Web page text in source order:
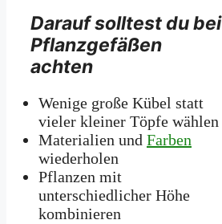
Darauf solltest du bei
Pflanzgefäßen
achten
Wenige große Kübel statt
vieler kleiner Töpfe wählen
Materialien und Farben
wiederholen
Pflanzen mit
unterschiedlicher Höhe
kombinieren